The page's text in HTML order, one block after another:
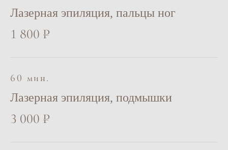
Лазерная эпиляция, пальцы ног
1 800 ₽
60 мин.
Лазерная эпиляция, подмышки
3 000 ₽